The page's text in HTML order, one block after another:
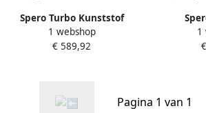
Spero Turbo Kunststof
Vloerventilator | max
22.200 m3 h | 90 cm |
1 webshop
€ 589,92
1
Pagina 1 van 1